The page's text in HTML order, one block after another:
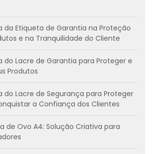
da Etiqueta de Garantia na Proteção
e na Tranquilidade do Cliente
do Lacre de Garantia para Proteger e
Produtos
do Lacre de Segurança para Proteger
a Confiança dos Clientes
de Ovo A4: Solução Criativa para